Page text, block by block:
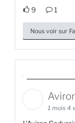
9 1
Nous voir sur
1 mois 4